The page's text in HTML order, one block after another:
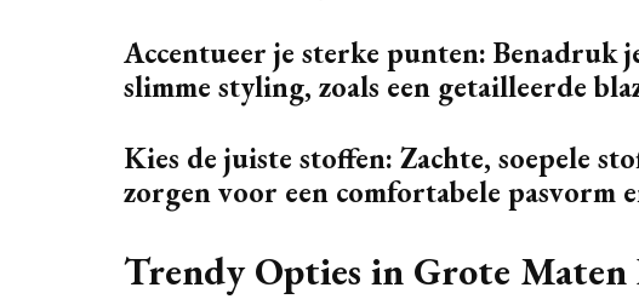
Accentueer je sterke punten: Benadruk
slimme styling, zoals een getailleerde
Kies de juiste stoffen: Zachte, soepele
zorgen voor een comfortabele pasvorm
Trendy Opties in Grote Maten